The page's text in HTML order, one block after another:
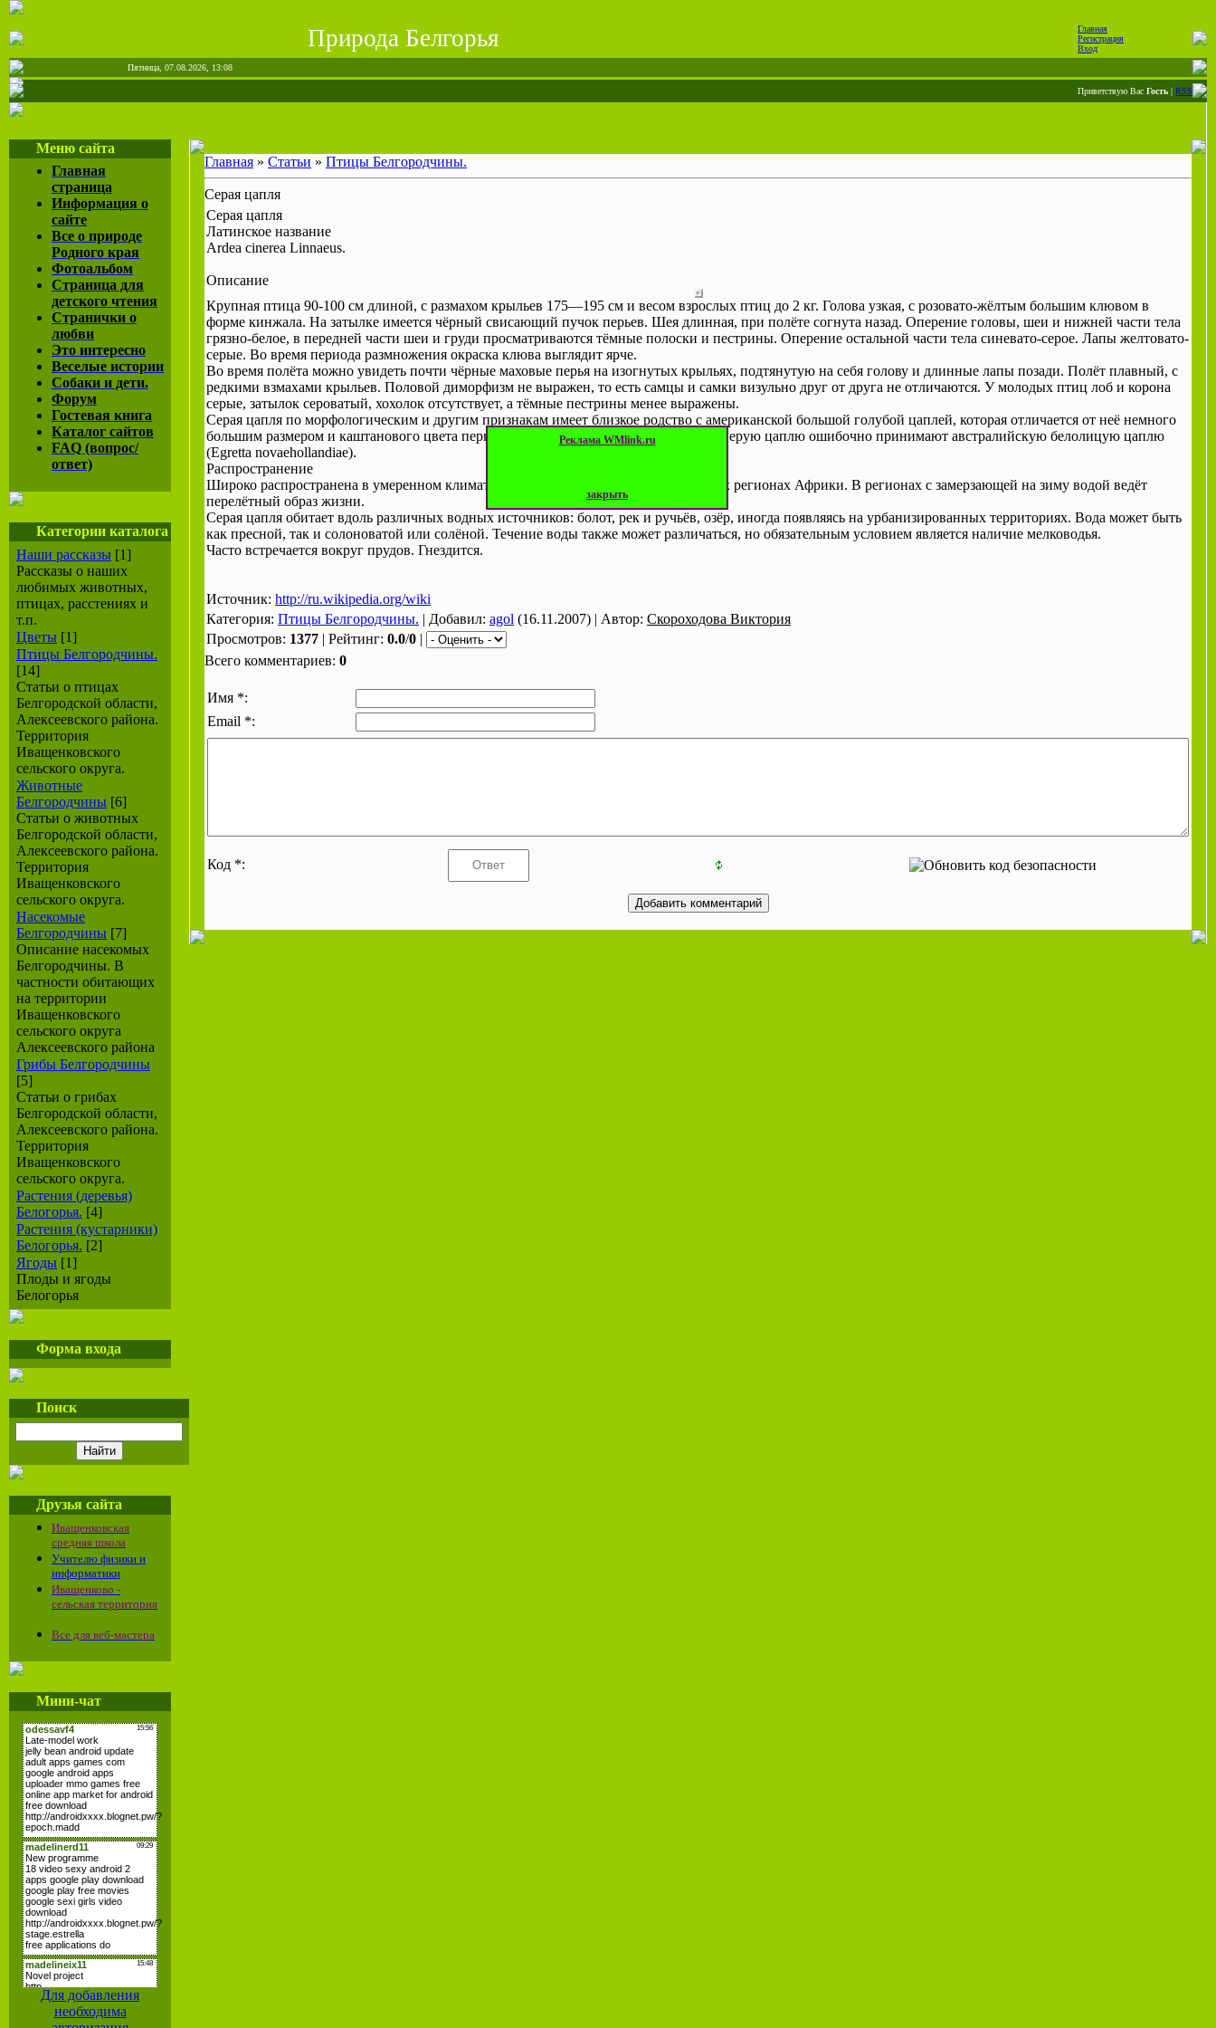
Природа Белгорья
Главная
Регистрация
Вход
Пятница, 07.08.2026, 13:08
Приветствую Вас Гость | RSS
Меню сайта
Главная
страница
Информация о
сайте
Все о природе
Родного края
Фотоальбом
Страница для
детского чтения
Странички о
любви
Это интересно
Веселые истории
Собаки и дети.
Форум
Гостевая книга
Каталог сайтов
FAQ (вопрос/
ответ)
Реклама WMlink.ru
закрыть
Категории каталога
Наши рассказы [1]
Рассказы о наших
любимых животных,
птицах, расстениях и
т.п.
Цветы [1]
Птицы Белгородчины.
[14]
Статьи о птицах
Белгородской области,
Алексеевского района.
Территория
Иващенковского
сельского округа.
Животные
Белгородчины [6]
Статьи о животных
Белгородской области,
Алексеевского района.
Территория
Иващенковского
сельского округа.
Насекомые
Белгородчины [7]
Описание насекомых
Белгородчины. В
частности обитающих
на территории
Иващенковского
сельского округа
Алексеевского района
Грибы Белгородчины
[5]
Статьи о грибах
Белгородской области,
Алексеевского района.
Территория
Иващенковского
сельского округа.
Растения (деревья)
Белогорья. [4]
Растения (кустарники)
Белогорья. [2]
Ягоды [1]
Плоды и ягоды
Белогорья
Форма входа
Поиск
Друзья сайта
Иващенковская
средняя школа
Учителю физики и
информатики
Иващенково -
сельская территория
Все для веб-мастера
Мини-чат
Для добавления
необходима
Главная » Статьи » Птицы Белгородчины.
Серая цапля
Серая цапля
Латинское название
Ardea cinerea Linnaeus.
Описание
Крупная птица 90-100 см длиной, с размахом крыльев 175—195 см и весом взрослых птиц до 2 кг. Голова узкая, с розовато-жёлтым большим клювом в
форме кинжала. На затылке имеется чёрный свисающий пучок перьев. Шея длинная, при полёте согнута назад. Оперение головы, шеи и нижней части тела
грязно-белое, в передней части шеи и груди просматриваются тёмные полоски и пестрины. Оперение остальной части тела синевато-серое. Лапы желтовато-
серые. Во время периода размножения окраска клюва выглядит ярче.
Во время полёта можно увидеть почти чёрные маховые перья на изогнутых крыльях, подтянутую на себя голову и длинные лапы позади. Полёт плавный, с
редкими взмахами крыльев. Половой диморфизм не выражен, то есть самцы и самки визульно друг от друга не отличаются. У молодых птиц лоб и корона
серые, затылок сероватый, хохолок отсутствует, а тёмные пестрины менее выражены.
Серая цапля по морфологическим и другим признакам имеет близкое родство с американской большой голубой цаплей, которая отличается от неё немного
большим размером и каштанового цвета перьями по бокам и на бёдрах. Иногда за Серую цаплю ошибочно принимают австралийскую белолицую цаплю
(Egretta novaehollandiae).
Распространение
Широко распространена в умеренном климате Европы и Азии, а также в некоторых регионах Африки. В регионах с замерзающей на зиму водой ведёт
перелётный образ жизни.
Серая цапля обитает вдоль различных водных источников: болот, рек и ручьёв, озёр, иногда появляясь на урбанизированных территориях. Вода может быть
как пресной, так и солоноватой или солёной. Течение воды также может различаться, но обязательным условием является наличие мелководья.
Часто встречается вокруг прудов. Гнездится.
Источник: http://ru.wikipedia.org/wiki
Категория: Птицы Белгородчины. | Добавил: agol (16.11.2007) | Автор: Скороходова Виктория
Просмотров: 1377 | Рейтинг: 0.0/0 |
Всего комментариев: 0
Имя *:
Email *:
Код *: